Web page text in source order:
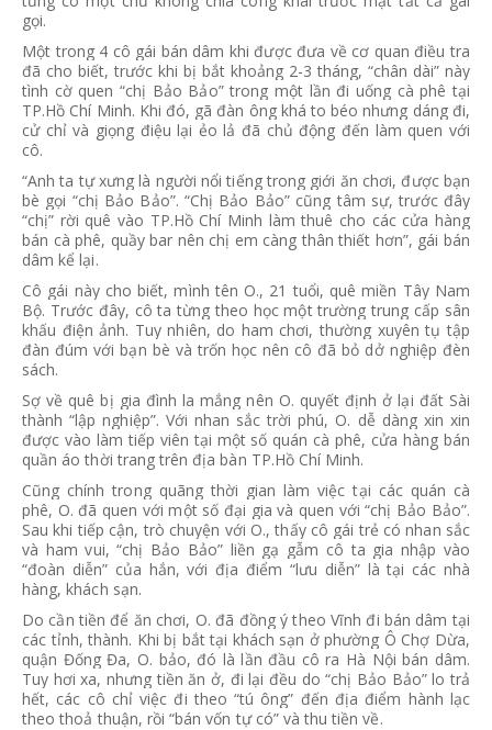
gọi.
Một trong 4 cô gái bán dâm khi được đưa về cơ quan điều tra
đã cho biết, trước khi bị bắt khoảng 2-3 tháng, “chân dài” này
tình cờ quen “chị Bảo Bảo” trong một lần đi uống cà phê tại
TP.Hồ Chí Minh. Khi đó, gã đàn ông khá to béo nhưng dáng đi,
cử chỉ và giọng điệu lại ẻo lả đã chủ động đến làm quen với
cô.
“Anh ta tự xưng là người nổi tiếng trong giới ăn chơi, được bạn
bè gọi “chị Bảo Bảo”. “Chị Bảo Bảo” cũng tâm sự, trước đây
“chị” rời quê vào TP.Hồ Chí Minh làm thuê cho các cửa hàng
bán cà phê, quầy bar nên chị em càng thân thiết hơn”, gái bán
dâm kể lại.
Cô gái này cho biết, mình tên O., 21 tuổi, quê miền Tây Nam
Bộ. Trước đây, cô ta từng theo học một trường trung cấp sân
khấu điện ảnh. Tuy nhiên, do ham chơi, thường xuyên tụ tập
đàn đúm với bạn bè và trốn học nên cô đã bỏ dở nghiệp đèn
sách.
Sợ về quê bị gia đình la mắng nên O. quyết định ở lại đất Sài
thành “lập nghiệp”. Với nhan sắc trời phú, O. dễ dàng xin xin
được vào làm tiếp viên tại một số quán cà phê, cửa hàng bán
quần áo thời trang trên địa bàn TP.Hồ Chí Minh.
Cũng chính trong quãng thời gian làm việc tại các quán cà
phê, O. đã quen với một số đại gia và quen với “chị Bảo Bảo”.
Sau khi tiếp cận, trò chuyện với O., thấy cô gái trẻ có nhan sắc
và ham vui, “chị Bảo Bảo” liền gạ gẫm cô ta gia nhập vào
“đoàn diễn” của hắn, với địa điểm “lưu diễn” là tại các nhà
hàng, khách sạn.
Do cần tiền để ăn chơi, O. đã đồng ý theo Vĩnh đi bán dâm tại
các tỉnh, thành. Khi bị bắt tại khách sạn ở phường Ô Chợ Dừa,
quận Đống Đa, O. bảo, đó là lần đầu cô ra Hà Nội bán dâm.
Tuy hơi xa, nhưng tiền ăn ở, đi lại đều do “chị Bảo Bảo” lo trả
hết, các cô chỉ việc đi theo “tú ông” đến địa điểm hành lạc
theo thoả thuận, rồi “bán vốn tự có” và thu tiền về.